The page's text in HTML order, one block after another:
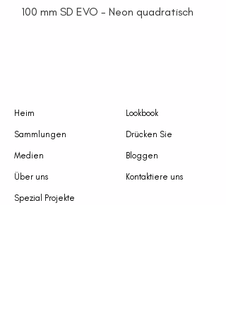
100 mm SD EVO - Neon quadratisch
Heim
Sammlungen
Medien
Über uns
Spezial Projekte
Lookbook
Drücken Sie
Bloggen
Kontaktiere uns